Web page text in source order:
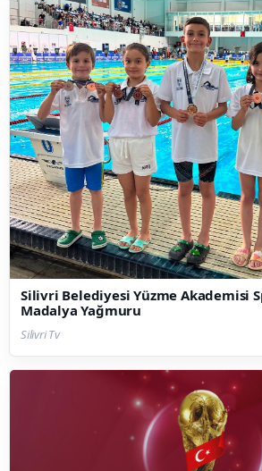
Silivri Belediyesi Yüzme Akademisi
Madalya Yağmuru
Silivri Tv